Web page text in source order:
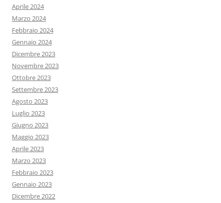
Aprile 2024
Marzo 2024
Febbraio 2024
Gennaio 2024
Dicembre 2023
Novembre 2023
Ottobre 2023
Settembre 2023
Agosto 2023
Luglio 2023
Giugno 2023
Maggio 2023
Aprile 2023
Marzo 2023
Febbraio 2023
Gennaio 2023
Dicembre 2022